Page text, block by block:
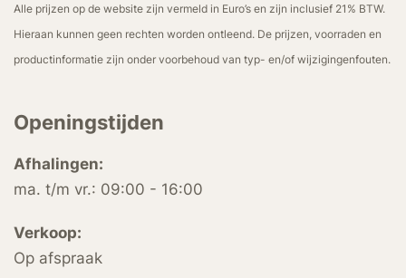
Alle prijzen op de website zijn vermeld in Euro’s en zijn inclusief 21% BTW.
Hieraan kunnen geen rechten worden ontleend. De prijzen, voorraden en
productinformatie zijn onder voorbehoud van typ- en/of wijzigingenfouten.
Openingstijden
Afhalingen:
ma. t/m vr.: 09:00 - 16:00
Verkoop:
Op afspraak